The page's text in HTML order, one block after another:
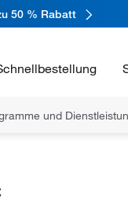
50 % Rabatt
und